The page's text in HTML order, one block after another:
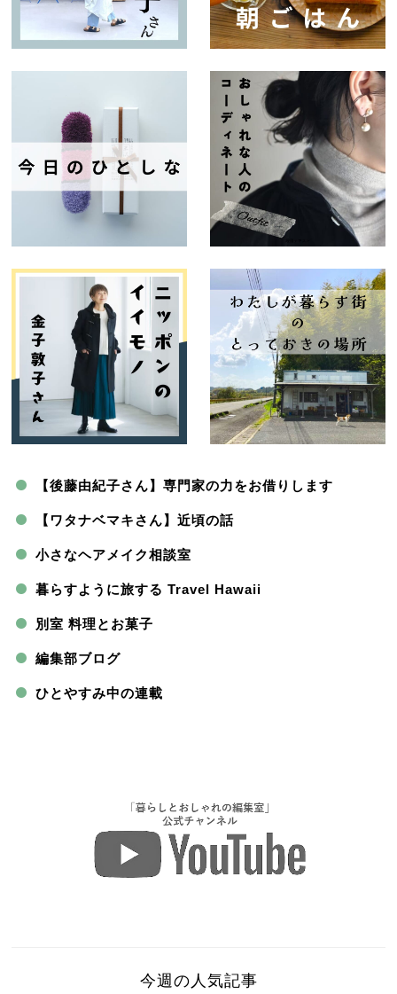
【後藤由紀子さん】専門家の力をお借りします
【ワタナベマキさん】近頃の話
小さなヘアメイク相談室
暮らすように旅する Travel Hawaii
別室 料理とお菓子
編集部ブログ
ひとやすみ中の連載
今週の人気記事